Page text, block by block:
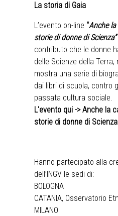
La storia di Gaia
L’evento on-line “Anche la
storie di donne di Scienza”
contributo che le donne
delle Scienze della
mostra una serie di
dai libri di scuola, contro
passata cultura sociale.
L'evento qui -> Anche la
storie di donne di Scienza
Hanno partecipato alla
dell’INGV le sedi di:
BOLOGNA
CATANIA, Osservatorio
MILANO